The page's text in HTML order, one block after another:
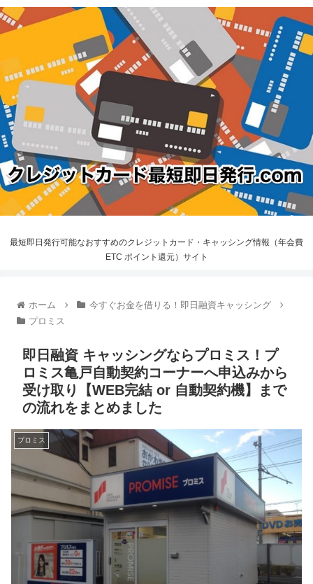
最短即日発行可能なおすすめのクレジットカード・キャッシング情報（年会費
ETC ポイント還元）サイト
ホーム
今すぐお金を借りる！即日融資キャッシング
プロミス
即日融資 キャッシングならプロミス！プ
ロミス亀戸自動契約コーナーへ申込みから
受け取り【WEB完結 or 自動契約機】まで
の流れをまとめました
プロミス